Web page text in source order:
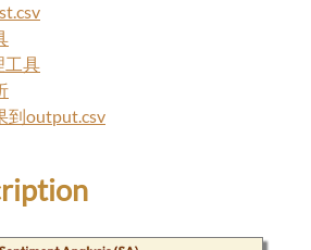
工具
到output.csv